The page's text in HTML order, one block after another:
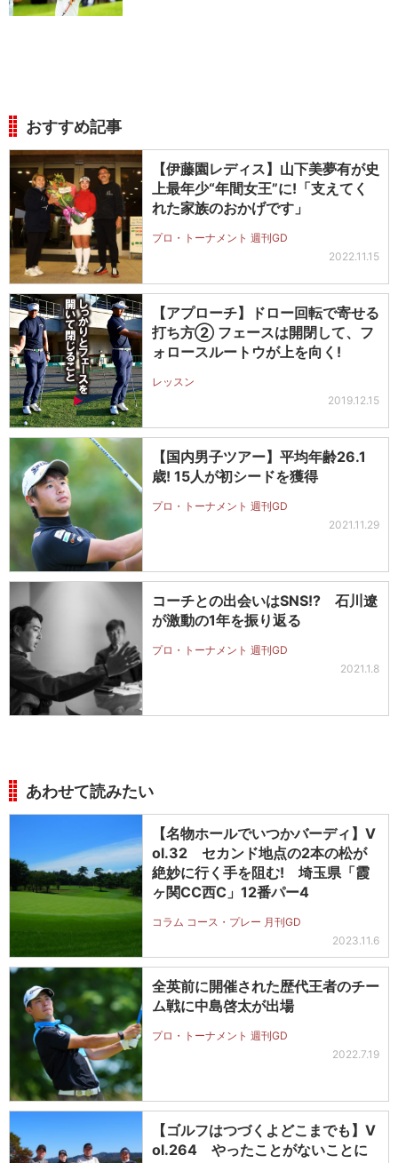
おすすめ記事
【伊藤園レディス】山下美夢有が史
上最年少“年間女王”に!「支えてく
れた家族のおかげです」
プロ・トーナメント 週刊GD
2022.11.15
【アプローチ】ドロー回転で寄せる
打ち方② フェースは開閉して、フ
ォロースルートウが上を向く!
レッスン
2019.12.15
【国内男子ツアー】平均年齢26.1
歳! 15人が初シードを獲得
プロ・トーナメント 週刊GD
2021.11.29
コーチとの出会いはSNS!? 石川遼
が激動の1年を振り返る
プロ・トーナメント 週刊GD
2021.1.8
あわせて読みたい
【名物ホールでいつかバーディ】V
ol.32 セカンド地点の2本の松が
絶妙に行く手を阻む! 埼玉県「霞
ヶ関CC西C」12番パー4
コラム コース・プレー 月刊GD
2023.11.6
全英前に開催された歴代王者のチー
ム戦に中島啓太が出場
プロ・トーナメント 週刊GD
2022.7.19
【ゴルフはつづくよどこまでも】V
ol.264 やったことがないことに